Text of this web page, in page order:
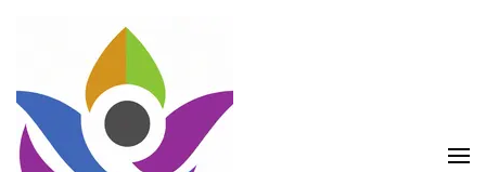
(druk
enter)